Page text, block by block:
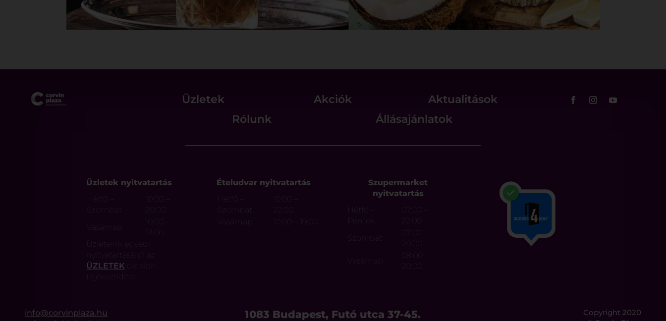
Üzletek Akciók
Aktualitások
Rólunk
Állásajánlatok
Üzletek nyitvatartás
Hétfő –
Szombat
20:00
Vasárnap
Üzleteink egyedi
nyitvatartásáról az
ÜZLETEK oldalon
tájékozódhat.
Ételudvar nyitvatartás
Hétfő –
Szombat
22:00
Vasárnap
Szupermarket
nyitvatartás
Hétfő –
Péntek
22:00
Szombat
20:00
Vasárnap
08:00 –
20:00
info@corvinplaza.hu
1083 Budapest, Futó utca 37-45.
Copyright 2020